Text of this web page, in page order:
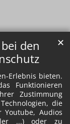
den
Erlebnis bieten.
Funktionieren
Zustimmung
die
Audios
...) oder zu
✕